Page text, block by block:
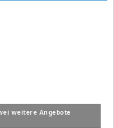
weitere Angebote